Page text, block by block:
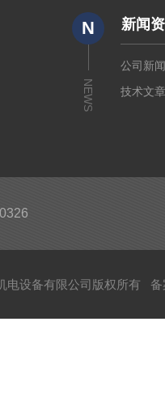
N
NEWS
新闻
公司新
技术文
电设备有限公司版权所有 备